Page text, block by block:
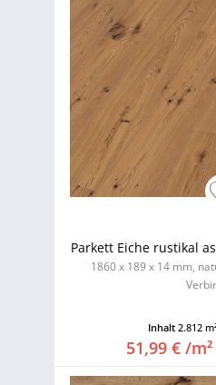
Parkett Eiche rustikal
1860 x 189 x 14 mm,
Inhalt2.812
51,99 € /m²